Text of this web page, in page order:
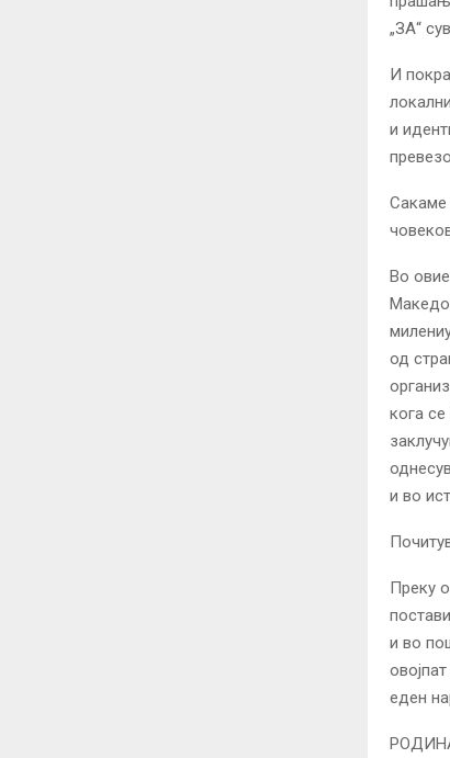
„ЗА“
И
и
Сакаме
Во
од
кога
и во
Преку
и во
еден